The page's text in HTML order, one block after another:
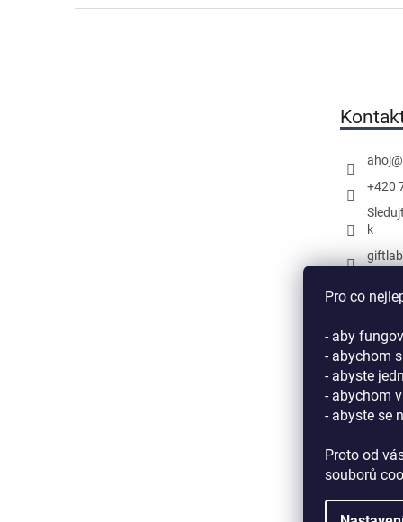
Pro co
- aby
- abychom
- abyste
- abychom
- abyste se
Proto od
souborů
ahoj@
+420
k